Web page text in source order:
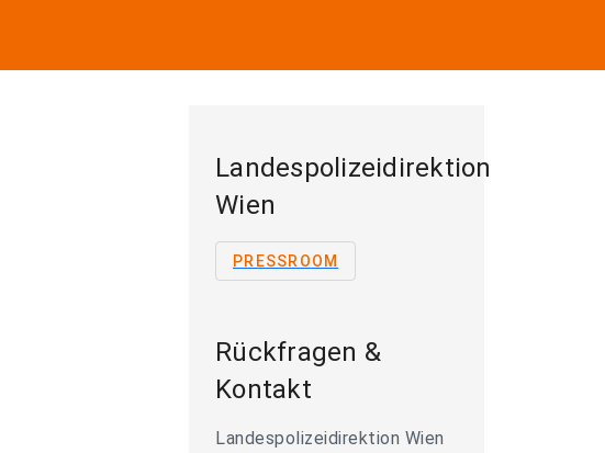
Landespolizeidirektion
Wien
PRESSROOM
Rückfragen &
Kontakt
Landespolizeidirektion Wien